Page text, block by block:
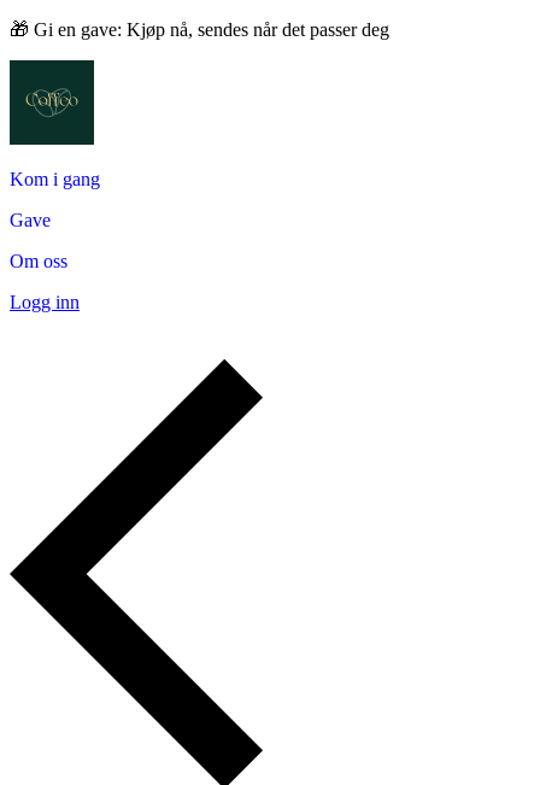
🎁 Gi en gave: Kjøp nå, sendes når det passer deg
Kom i gang
Gave
Om oss
Logg inn